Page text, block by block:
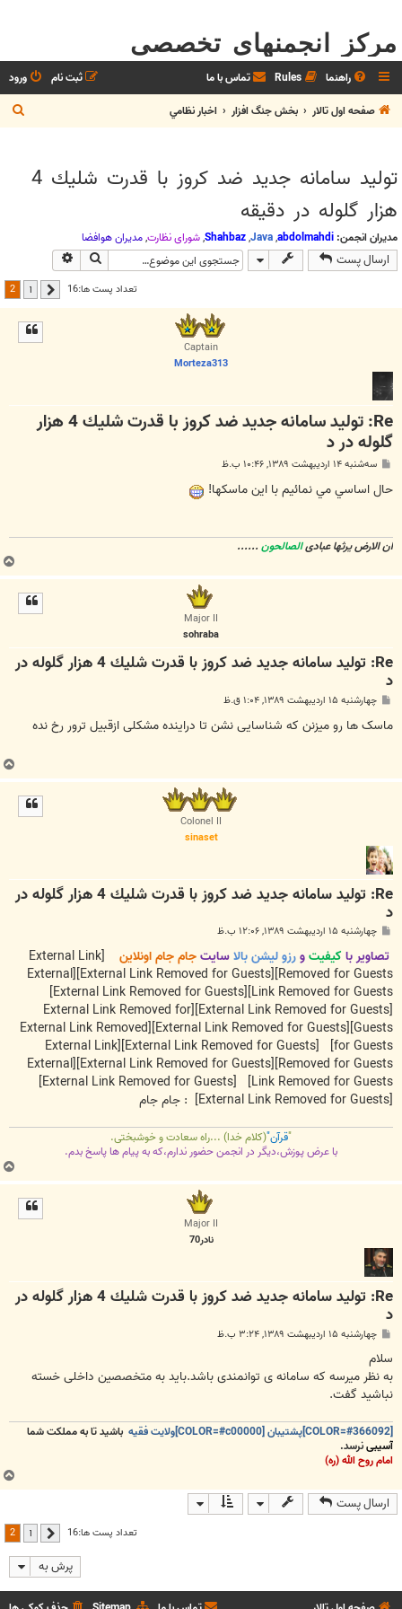
مرکز انجمنهای تخصصی
راهنما Rules تماس با ما ورود
ثبت نام
صفحه اول تالار
بخش جنگ افزار اخبار نظامي
س
توليد سامانه جديد ضد كروز با قدرت شليك 4
هزار گلوله در دقيقه
مدیران انجمن: abdolmahdi
,
Java
,
Shahbaz
,شوراي نظارت,مديران هوافضا
ارسال پست جستجو
تعداد پست ها:16 قبلی 1
2
Captain
Morteza313
Re: توليد سامانه جديد ضد كروز با قدرت شليك 4 هزار
گلوله در د
ت
سه‌شنبه ۱۴ اردیبهشت ۱۳۸۹, ۱۰:۴۶ ب.ظ
حال اساسي مي نمائيم با اين ماسكها!
ان الارض یرثها عبادیالصالحون ......
Major II
sohraba
Re: توليد سامانه جديد ضد كروز با قدرت شليك 4 هزار گلوله در
د
س
ت
چهارشنبه ۱۵ اردیبهشت ۱۳۸۹, ۱:۰۴ ق.ظ
ماسک ها رو میزنن که شناسایی نشن تا دراینده مشکلی ازقبیل ترور رخ نده
Colonel II
sinaset
Re: توليد سامانه جديد ضد كروز با قدرت شليك 4 هزار گلوله در
د
س
ت
چهارشنبه ۱۵ اردیبهشت ۱۳۸۹, ۱۲:۰۶ ب.ظ
تصاویر با کیفیتورزو لیشن بالاسایتجام جام اونلاین
[External Link
Removed for Guests]
[External Link Removed for Guests]
[External
Link Removed for Guests]
[External Link Removed for Guests]
[External Link Removed for Guests]
[External Link Removed for
Guests]
[External Link Removed for Guests]
[External Link Removed
for Guests]
[External Link Removed for Guests]
[External Link
Removed for Guests]
[External Link Removed for Guests]
[External
Link Removed for Guests]
[External Link Removed for Guests]
[External Link Removed for Guests]
: جام جام
"قرآن"(کلام خدا) ...راه سعادت و خوشبختی.
با عرض پوزش،دیگر در انجمن حضور ندارم،که به پیام ها پاسخ بدم.
Major II
نادر70
Re: توليد سامانه جديد ضد كروز با قدرت شليك 4 هزار گلوله در
د
س
ت
چهارشنبه ۱۵ اردیبهشت ۱۳۸۹, ۳:۲۴ ب.ظ
سلام
به نظر میرسه که سامانه ی توانمندی باشد.باید به متخصصین داخلی خسته
نباشید گفت.
[COLOR=#366092]پشتیبان [COLOR=#c00000]ولایت فقیه
باشید تا به مملکت شما
آسیبینرسد.
امام روح الله (ره)
ارسال پست
تعداد پست ها:16 قبلی 1
2
پرش به